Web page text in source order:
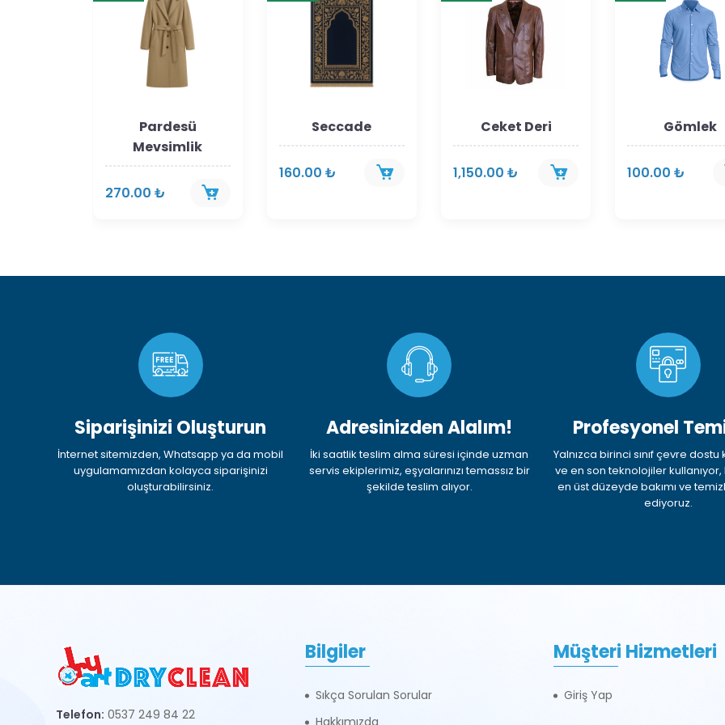
Pardesü
Mevsimlik
270.00 ₺
Seccade
160.00 ₺
Ceket Deri
1,150.00 ₺
Gömlek
100.00 ₺
Siparişinizi Oluşturun
İnternet sitemizden, Whatsapp ya da mobil
uygulamamızdan kolayca siparişinizi
oluşturabilirsiniz.
Adresinizden Alalım!
İki saatlik teslim alma süresi içinde uzman
servis ekiplerimiz, eşyalarınızı temassız bir
şekilde teslim alıyor.
Profesyonel
Yalnızca birinci sınıf çevre
ve en son teknolojiler
en üst düzeyde bakımı ve
ediyoruz.
Telefon: 0537 249 84 22
Bilgiler
Sıkça Sorulan Sorular
Hakkımızda
Müşteri Hizmetleri
Giriş Yap